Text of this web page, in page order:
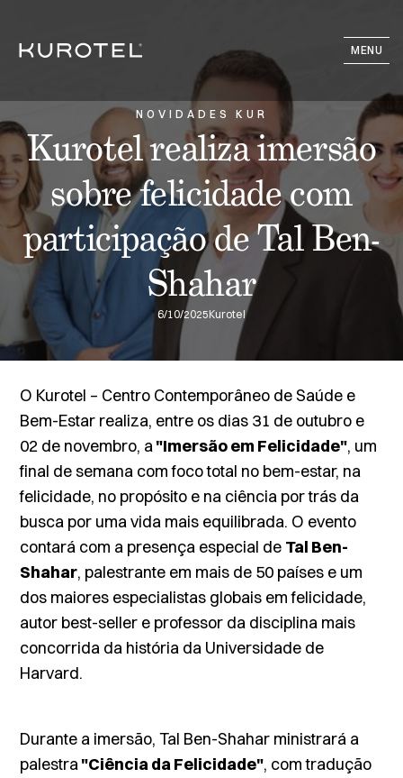
MENU
NOVIDADES KUR
Kurotel realiza imersão
sobre felicidade com
participação de Tal Ben-
Shahar
6/10/2025Kurotel
O Kurotel – Centro Contemporâneo de Saúde e
Bem-Estar realiza, entre os dias 31 de outubro e
02 de novembro, a"Imersão em Felicidade", um
final de semana com foco total no bem-estar, na
felicidade, no propósito e na ciência por trás da
busca por uma vida mais equilibrada. O evento
contará com a presença especial de Tal Ben-
Shahar, palestrante em mais de 50 países e um
dos maiores especialistas globais em felicidade,
autor best-seller e professor da disciplina mais
concorrida da história da Universidade de
Harvard.
Durante a imersão, Tal Ben-Shahar ministrará a
palestra"Ciência da Felicidade", com tradução